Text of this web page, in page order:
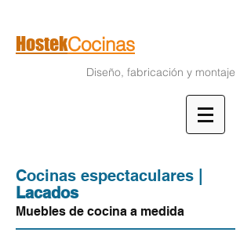
HostekCocinas
Diseño, fabricación y montaje
Cocinas espectaculares
Lacados
Muebles de cocina a medida